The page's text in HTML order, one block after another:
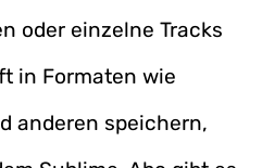
oder einzelne Tracks
in Formaten wie
anderen speichern,